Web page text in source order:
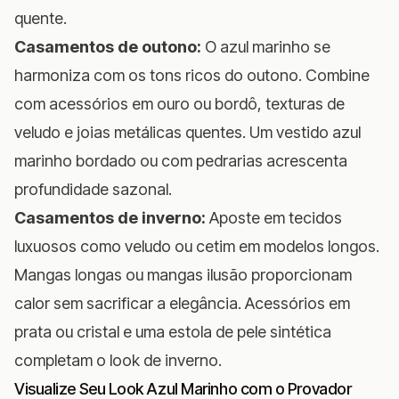
quente.
Casamentos de outono: O azul marinho se
harmoniza com os tons ricos do outono. Combine
com acessórios em ouro ou bordô, texturas de
veludo e joias metálicas quentes. Um vestido azul
marinho bordado ou com pedrarias acrescenta
profundidade sazonal.
Casamentos de inverno: Aposte em tecidos
luxuosos como veludo ou cetim em modelos longos.
Mangas longas ou mangas ilusão proporcionam
calor sem sacrificar a elegância. Acessórios em
prata ou cristal e uma estola de pele sintética
completam o look de inverno.
Visualize Seu Look Azul Marinho com o Provador